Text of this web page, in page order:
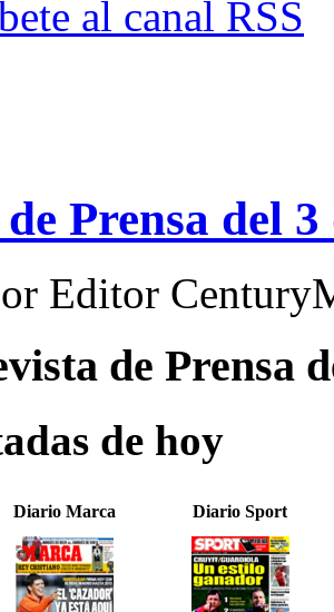
al canal RSS
Prensa del
Editor
de Prensa
de hoy
Diario Marca Diario Sport